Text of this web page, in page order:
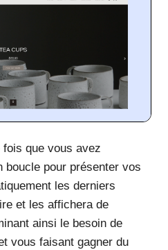
fois que vous avez
boucle pour présenter vos
les derniers
et les affichera de
ainsi le besoin de
vous faisant gagner du